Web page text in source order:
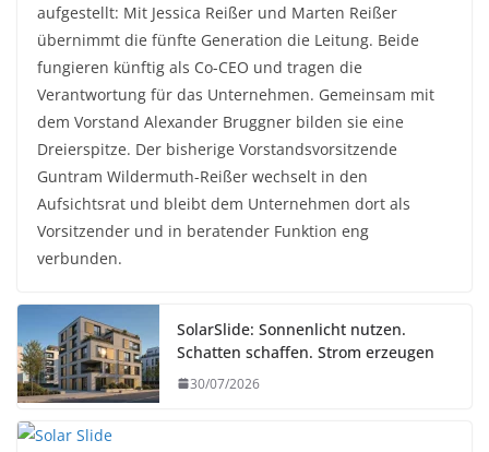
aufgestellt: Mit Jessica Reißer und Marten Reißer
übernimmt die fünfte Generation die Leitung. Beide
fungieren künftig als Co-CEO und tragen die
Verantwortung für das Unternehmen. Gemeinsam mit
dem Vorstand Alexander Bruggner bilden sie eine
Dreierspitze. Der bisherige Vorstandsvorsitzende
Guntram Wildermuth-Reißer wechselt in den
Aufsichtsrat und bleibt dem Unternehmen dort als
Vorsitzender und in beratender Funktion eng
verbunden.
SolarSlide: Sonnenlicht nutzen.
Schatten schaffen. Strom erzeugen
30/07/2026